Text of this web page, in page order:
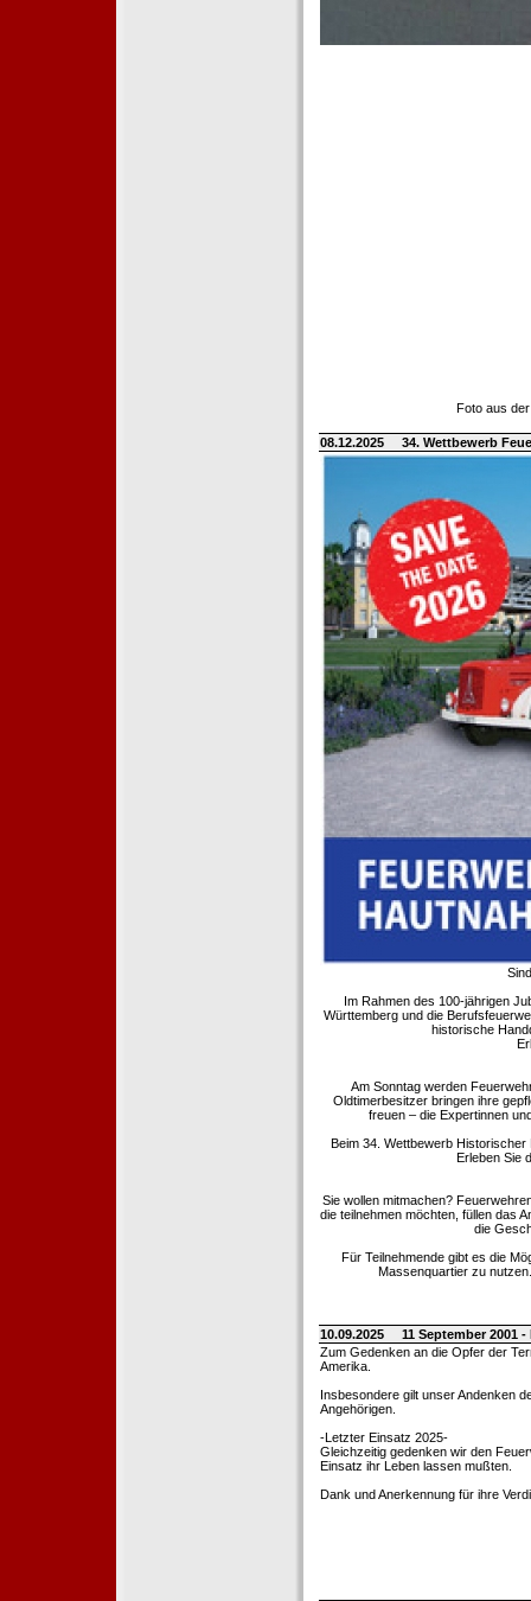
Foto aus
08.12.2025 34. Wettbewerb
Im Rahmen des 100-jährigen
Württemberg und die
historische
Am Sonntag werden
Oldtimerbesitzer bringen ihre
freuen – die Expertinnen
Beim 34. Wettbewerb
Erleben Sie
Sie wollen mitmachen?
die teilnehmen möchten, füllen das
die
Für Teilnehmende gibt es die
Massenquartier zu
10.09.2025
11 September 2001
Zum Gedenken an die Opfer der
Amerika.
Insbesondere gilt unser Andenken
Angehörigen.
-Letzter Einsatz 2025-
Gleichzeitig gedenken wir den
Einsatz ihr Leben lassen mußten.
Dank und Anerkennung für ihre